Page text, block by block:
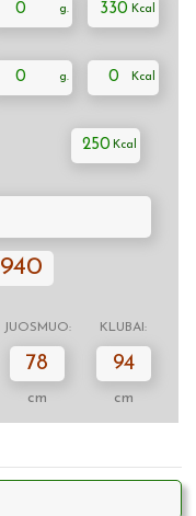
0 330
0 0
250
940
JUOSMUO: KLUBAI:
78
cm
94
cm